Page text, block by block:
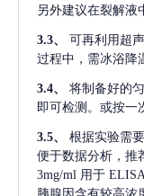
另外建议在裂解液
3.3、 可再利用超
过程中，需冰浴降
3.4、 将制备好的
即可检测。或按一
3.5、 根据实验需
便于数据分析，推
3mg/ml 用于